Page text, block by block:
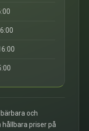
och
priser på